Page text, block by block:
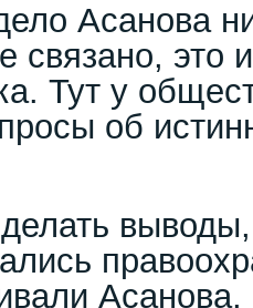
Асанова
связано, это
Тут у
об